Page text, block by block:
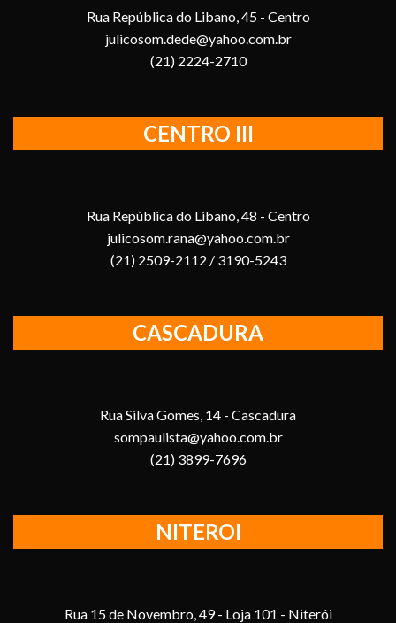
Rua República do Libano, 45 - Centro
julicosom.dede@yahoo.com.br
(21) 2224-2710
CENTRO III
Rua República do Libano, 48 - Centro
julicosom.rana@yahoo.com.br
(21) 2509-2112 / 3190-5243
CASCADURA
Rua Silva Gomes, 14 - Cascadura
sompaulista@yahoo.com.br
(21) 3899-7696
NITEROI
Rua 15 de Novembro, 49 - Loja 101 - Niterói